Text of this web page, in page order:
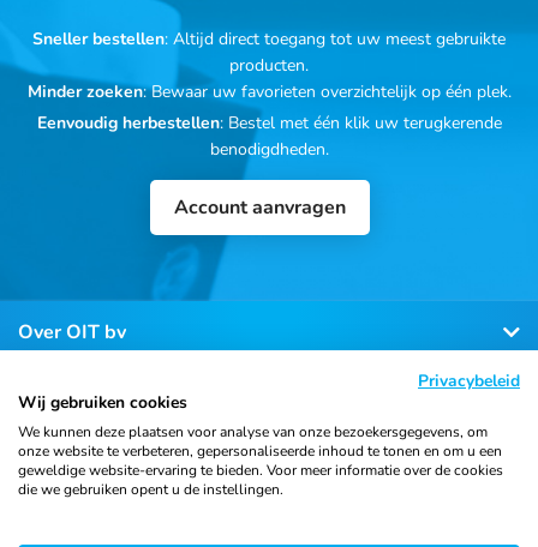
Sneller bestellen: Altijd direct toegang tot uw meest gebruikte
producten.
Minder zoeken: Bewaar uw favorieten overzichtelijk op één plek.
Eenvoudig herbestellen: Bestel met één klik uw terugkerende
benodigdheden.
Account aanvragen
Over OIT bv
Klantenservice
Contact
Privacybeleid
Wij gebruiken cookies
We kunnen deze plaatsen voor analyse van onze bezoekersgegevens, om
onze website te verbeteren, gepersonaliseerde inhoud te tonen en om u een
geweldige website-ervaring te bieden. Voor meer informatie over de cookies
die we gebruiken opent u de instellingen.